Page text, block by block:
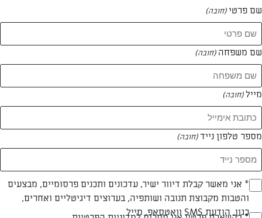
המתכונים של
0 מתכונים
המאמרים של רותם ישראלי
שם פרטי(חובה)
שם משפחה (חובה)
מייל(חובה)
מספר טלפון נייד(חובה)
Opt_In
(חובה)
* אני מאשר קבלת דיוור ישיר, עדכונים ותכנים פרסומיים, מבצעים
והטבות מקבוצת תנובה ושותפיה, בערוצים דיגיטליים ואחרים,
כגון, הודעת SMS וואטסאפ, מייל